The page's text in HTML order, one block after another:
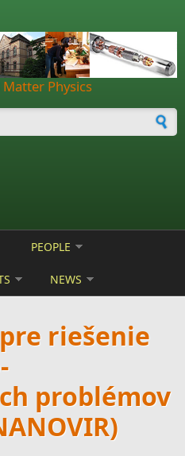
Physics
PEOPLE
NEWS
riešenie
problémov